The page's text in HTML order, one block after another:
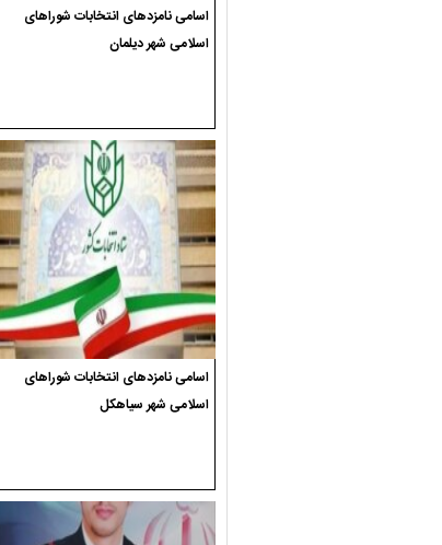
اسامی نامزدهای انتخابات شوراهای
اسلامی شهر دیلمان
اسامی نامزدهای انتخابات شوراهای
اسلامی شهر سیاهکل